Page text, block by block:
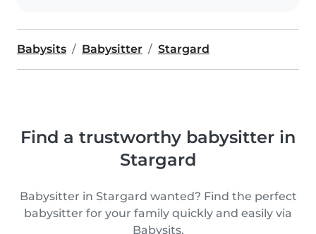
Babysits Babysitter Stargard
Find a trustworthy babysitter in
Stargard
Babysitter in Stargard wanted? Find the perfect
babysitter for your family quickly and easily via
Babysits.